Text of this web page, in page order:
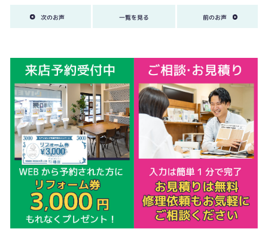
次のお声 一覧を見る 前のお声